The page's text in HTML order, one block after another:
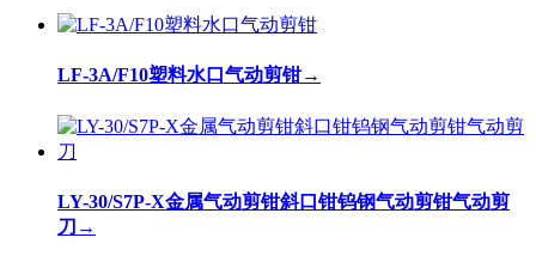
LF-3A/F10塑料水口气动剪钳→
LY-30/S7P-X金属气动剪钳斜口钳钨钢气动剪钳气动剪
刀 →